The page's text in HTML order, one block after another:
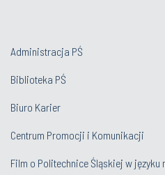
Administracja PŚ
Biblioteka PŚ
Biuro Karier
Centrum Promocji i Komunikacji
Film o Politechnice Śląskiej w języku